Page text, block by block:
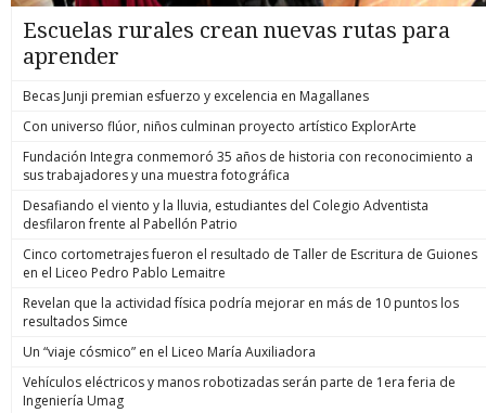
Escuelas rurales crean nuevas rutas para
aprender
Becas Junji premian esfuerzo y excelencia en Magallanes
Con universo flúor, niños culminan proyecto artístico ExplorArte
Fundación Integra conmemoró 35 años de historia con reconocimiento a
sus trabajadores y una muestra fotográfica
Desafiando el viento y la lluvia, estudiantes del Colegio Adventista
desfilaron frente al Pabellón Patrio
Cinco cortometrajes fueron el resultado de Taller de Escritura de Guiones
en el Liceo Pedro Pablo Lemaitre
Revelan que la actividad física podría mejorar en más de 10 puntos los
resultados Simce
Un “viaje cósmico” en el Liceo María Auxiliadora
Vehículos eléctricos y manos robotizadas serán parte de 1era feria de
Ingeniería Umag